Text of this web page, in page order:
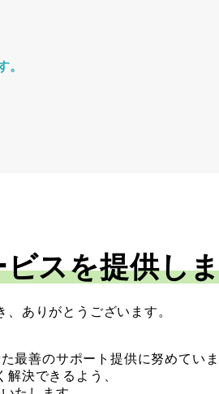
。
スを提供し
ありがとうございます。
最善のサポート提供に努めてい
決できるよう、